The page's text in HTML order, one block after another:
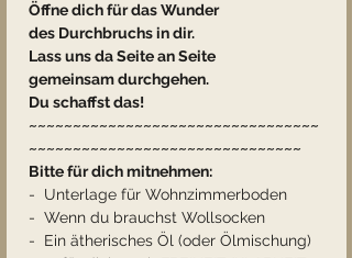
Öffne dich für das Wunder
des Durchbruchs in dir.
Lass uns da Seite an Seite
gemeinsam durchgehen.
Du schaffst das!
~~~~~~~~~~~~~~~~~~~~~~~~~~~~~~~~~
~~~~~~~~~~~~~~~~~~~~~~~~~~~~~~~
Bitte für dich mitnehmen:
-  Unterlage für Wohnzimmerboden
-  Wenn du brauchst Wollsocken
-  Ein ätherisches Öl (oder Ölmischung)